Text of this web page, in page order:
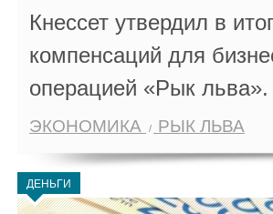
Кнессет утвердил в
компенсаций для
операцией «Рык льва».
ЭКОНОМИКА РЫК ЛЬВА
ДЕНЬГИ